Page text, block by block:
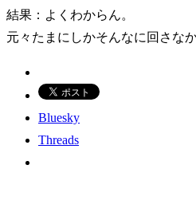
結果：よくわからん。
元々たまにしかそんなに回さな
Bluesky
Threads